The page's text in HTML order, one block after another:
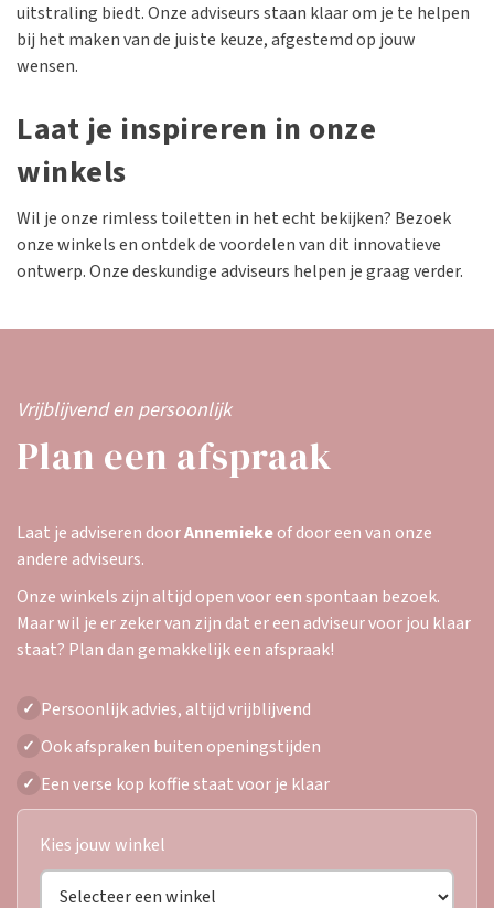
uitstraling biedt. Onze adviseurs staan klaar om je te helpen
bij het maken van de juiste keuze, afgestemd op jouw
wensen.
Laat je inspireren in onze
winkels
Wil je onze rimless toiletten in het echt bekijken? Bezoek
onze winkels en ontdek de voordelen van dit innovatieve
ontwerp. Onze deskundige adviseurs helpen je graag verder.
Vrijblijvend en persoonlijk
Plan een afspraak
Laat je adviseren doorAnnemiekeof door een van onze
andere adviseurs.
Onze winkels zijn altijd open voor een spontaan bezoek.
Maar wil je er zeker van zijn dat er een adviseur voor jou klaar
staat? Plan dan gemakkelijk een afspraak!
Kies jouw winkel
✓ Persoonlijk advies, altijd vrijblijvend
✓ Ook afspraken buiten openingstijden
✓ Een verse kop koffie staat voor je klaar